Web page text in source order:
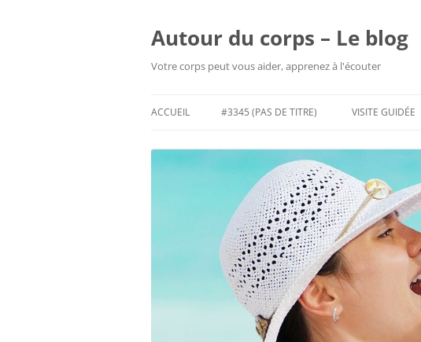
Autour du corps – Le blog
Votre corps peut vous aider, apprenez à l'écouter
ACCUEIL #3345 (PAS DE TITRE) VISITE GUIDÉE